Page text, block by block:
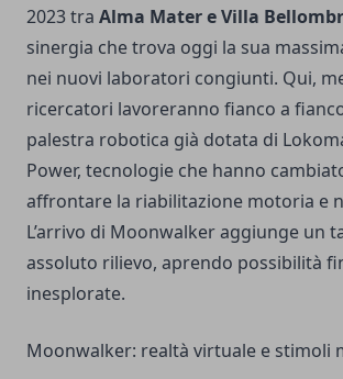
2023 tra Alma Mater e Villa
sinergia che trova oggi la sua
nei nuovi laboratori congiunti. Qui,
ricercatori lavoreranno fianco a
palestra robotica già dotata di
Power, tecnologie che hanno
affrontare la riabilitazione motoria e
L’arrivo di Moonwalker aggiunge un
assoluto rilievo, aprendo possibilità
inesplorate.
Moonwalker: realtà virtuale e stimoli